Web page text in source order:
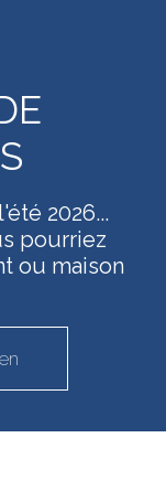
2026...
pourriez
ou maison